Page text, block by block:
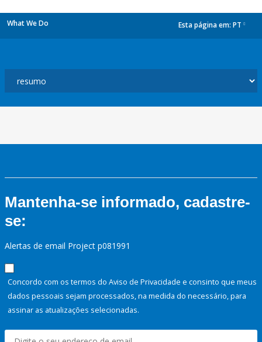
What We Do Esta página em: PT
Mantenha-se informado, cadastre-
se:
Alertas de email Project p081991
Concordo com os termos do Aviso de Privacidade e consinto que meus
dados pessoais sejam processados, na medida do necessário, para
assinar as atualizações selecionadas.